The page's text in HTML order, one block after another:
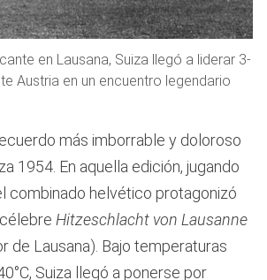
en Lausana, Suiza llegó a liderar 3-
Austria en un encuentro legendario
más imborrable y doloroso
1954. En aquella edición, jugando
combinado helvético protagonizó
Hitzeschlacht von Lausanne
de Lausana). Bajo temperaturas
Suiza llegó a ponerse por